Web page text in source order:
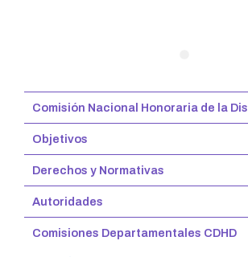
Comisión Nacional Honoraria de la
Objetivos
Derechos y Normativas
Autoridades
Comisiones Departamentales CDHD